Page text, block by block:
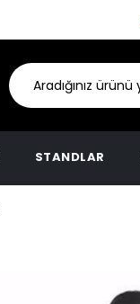
STANDLAR